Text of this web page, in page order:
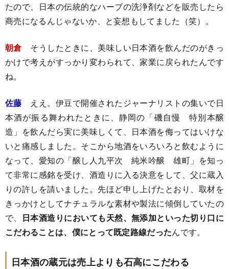
たので、日本の伝統的なハーブの洗浄剤などを販売したら
商売になるんじゃないか、と妄想もしてました（笑）。
朝倉そうしたときに、美味しい日本酒を飲んだのがきっ
かけで考えがすっかり変わられて、家業に戻られたんです
ね。
佐藤 ええ。伊豆で開催されたジャーナリストの集いで日
本酒が振る舞われたときに、静岡の「磯自慢 特別本醸
造」を飲んだら実に美味しくて、日本酒を侮ってはいけな
いと痛感しました。そこから地酒をいろいろと飲むように
なって、愛知の「醸し人九平次 純米吟醸 雄町」を知っ
て非常に感銘を受け、酒造りに入る決意をして、父に蔵入
りの許しを請いました。先ほど申し上げたとおり、取材を
きっかけとしてナチュラルな素材や製法に傾倒していたの
で、 日本酒造りにおいても天然、無添加といった切り口に
こだわることは、僕にとって既定路線だったんです。
日本酒の蔵元は売上よりも石高にこだわる